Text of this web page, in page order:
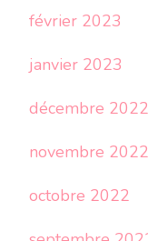
février 2023
janvier 2023
décembre 2022
novembre 2022
octobre 2022